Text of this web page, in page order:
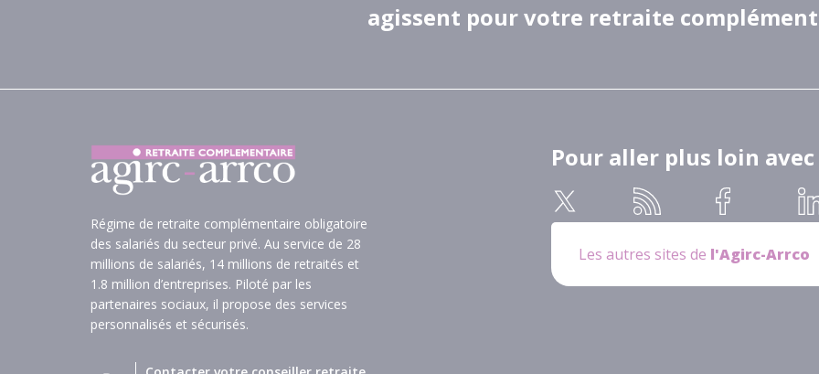
agissent pour votre retraite
Régime de retraite complémentaire obligatoire
des salariés du secteur privé. Au service de 28
millions de salariés, 14 millions de retraités et
1.8 million d’entreprises. Piloté par les
partenaires sociaux, il propose des services
personnalisés et sécurisés.
Pour aller plus loin avec
Les autres sites de l'Agirc-Arrco